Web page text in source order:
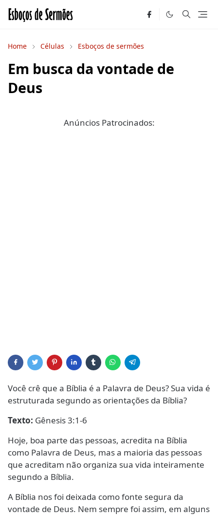
Home Células Esboços de sermões
Em busca da vontade de
Deus
Anúncios Patrocinados:
Você crê que a Bíblia é a Palavra de Deus? Sua vida é
estruturada segundo as orientações da Bíblia?
Texto: Gênesis 3:1-6
Hoje, boa parte das pessoas, acredita na Bíblia
como Palavra de Deus, mas a maioria das pessoas
que acreditam não organiza sua vida inteiramente
segundo a Bíblia.
A Bíblia nos foi deixada como fonte segura da
vontade de Deus. Nem sempre foi assim, em alguns